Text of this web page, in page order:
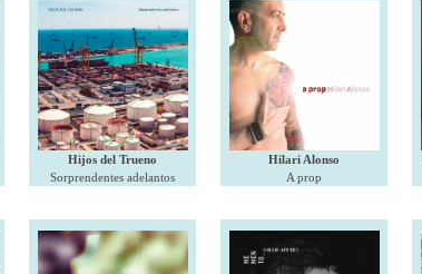
Hijos del Trueno
Sorprendentes adelantos
Hilari Alonso
A prop